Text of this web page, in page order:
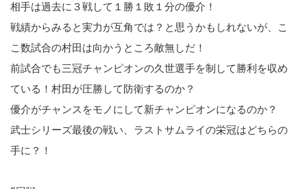
相手は過去に３戦して１勝１敗１分の優介！
戦績からみると実力が互角では？と思うかもしれないが、こ
こ数試合の村田は向かうところ敵無しだ！
前試合でも三冠チャンピオンの久世選手を制して勝利を収め
ている！村田が圧勝して防衛するのか？
優介がチャンスをモノにして新チャンピオンになるのか？
武士シリーズ最後の戦い、ラストサムライの栄冠はどちらの
手に？！